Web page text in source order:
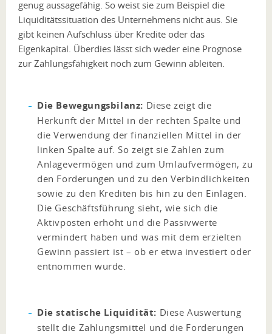
genug aussagefähig. So weist sie zum Beispiel die
Liquiditätssituation des Unternehmens nicht aus. Sie
gibt keinen Aufschluss über Kredite oder das
Eigenkapital. Überdies lässt sich weder eine Prognose
zur Zahlungsfähigkeit noch zum Gewinn ableiten.
Die Bewegungsbilanz: Diese zeigt die
Herkunft der Mittel in der rechten Spalte und
die Verwendung der finanziellen Mittel in der
linken Spalte auf. So zeigt sie Zahlen zum
Anlagevermögen und zum Umlaufvermögen, zu
den Forderungen und zu den Verbindlichkeiten
sowie zu den Krediten bis hin zu den Einlagen.
Die Geschäftsführung sieht, wie sich die
Aktivposten erhöht und die Passivwerte
vermindert haben und was mit dem erzielten
Gewinn passiert ist – ob er etwa investiert oder
entnommen wurde.
Die statische Liquidität: Diese Auswertung
stellt die Zahlungsmittel und die Forderungen